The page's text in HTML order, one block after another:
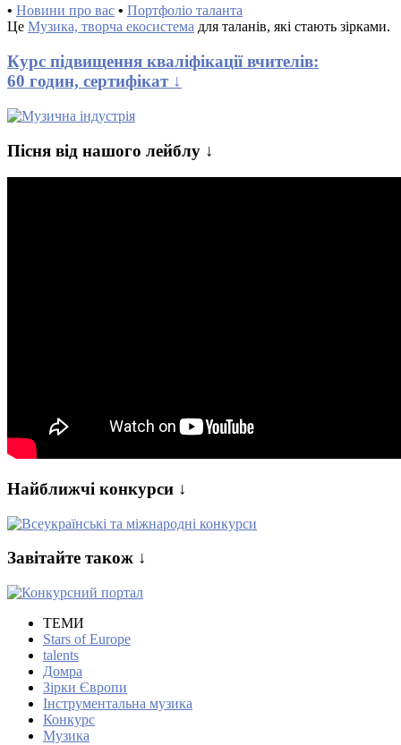
• Новини про вас • Портфоліо таланта
Це Музика, творча екосистема для таланів, які стають зірками.
Курс підвищення кваліфікації вчителів:
60 годин, сертифікат ↓
Пісня від нашого лейблу ↓
Найближчі конкурси ↓
Завітайте також ↓
ТЕМИ
Stars of Europe
talents
Домра
Зірки Європи
Інструментальна музика
Конкурс
Музика